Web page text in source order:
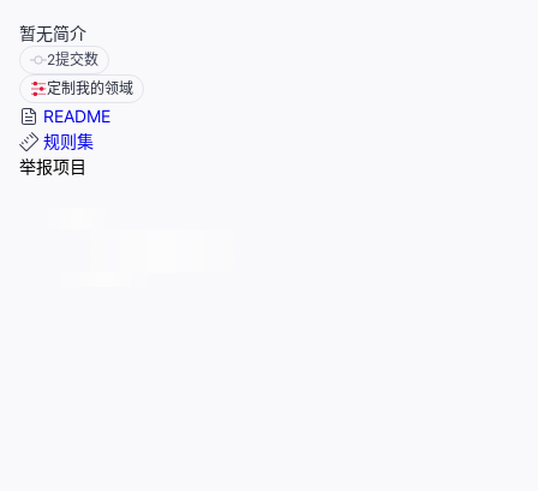
暂无简介
2提交数
定制我的领域
README
规则集
举报项目